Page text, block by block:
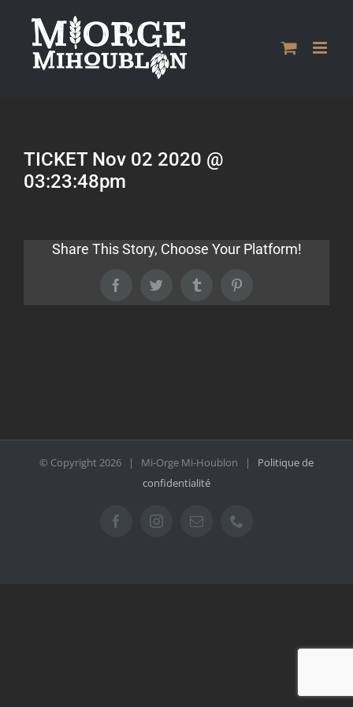
contenu
TICKET Nov 02 2020 @
03:23:48pm
Share This Story, Choose Your Platform!
FacebookTwitter Tumblr
© Copyright2026 | Mi-Orge Mi-Houblon | Politique de
confidentialité
FacebookInstagramEmail